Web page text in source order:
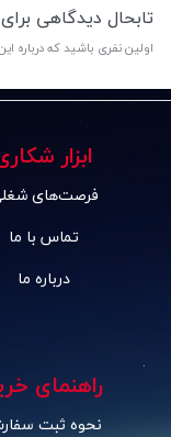
تابحال دیدگاهی
اولین نفری باشید که
ابزار
فرصت‌های
تماس با ما
درباره ما
راهنمای
نحوه ثبت